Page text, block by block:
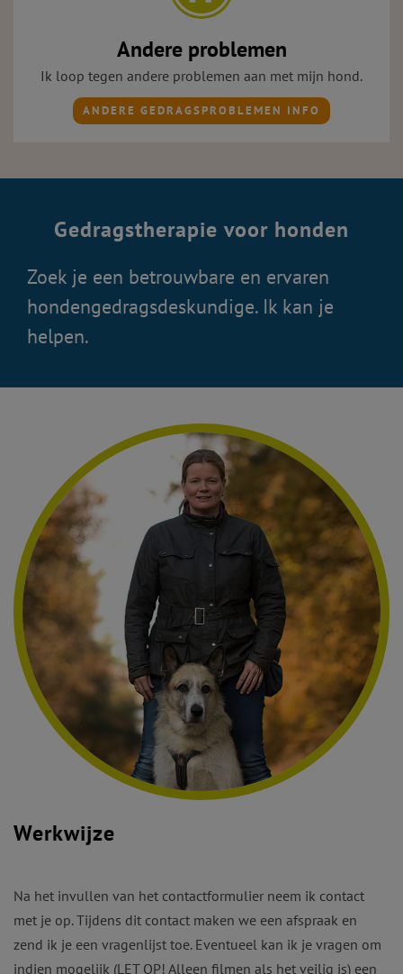
Andere problemen
Ik loop tegen andere problemen aan met mijn hond.
ANDERE GEDRAGSPROBLEMEN INFO
Gedragstherapie voor honden
Zoek je een betrouwbare en ervaren
hondengedragsdeskundige. Ik kan je
helpen.
Werkwijze
Na het invullen van het contactformulier neem ik contact
met je op. Tijdens dit contact maken we een afspraak en
zend ik je een vragenlijst toe. Eventueel kan ik je vragen om
indien mogelijk (LET OP! Alleen filmen als het veilig is) een